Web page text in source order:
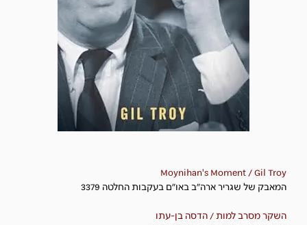
Moynihan's Moment / Gil Troy
המאבק של שגריר ארה"ב באו"ם בעקבות החלטה 3379
השקר מסרב למות / הדסה בן-עתו